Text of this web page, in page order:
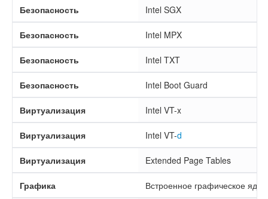
Безопасность Intel SGX
Безопасность Intel MPX
Безопасность Intel TXT
Безопасность Intel Boot Guard
Виртуализация Intel VT-x
Виртуализация Intel VT-d
Виртуализация Extended Page Tables
Графика Встроенное графическое ядро